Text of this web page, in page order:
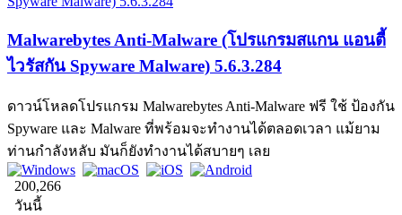
Malwarebytes Anti-Malware (โปรแกรมสแกน แอนตี้
ไวรัสกัน Spyware Malware) 5.6.3.284
ดาวน์โหลดโปรแกรม Malwarebytes Anti-Malware ฟรี ใช้ ป้องกัน
Spyware และ Malware ที่พร้อมจะทำงานได้ตลอดเวลา แม้ยาม
ท่านกำลังหลับ มันก็ยังทำงานได้สบายๆ เลย
200,266
วันนี้